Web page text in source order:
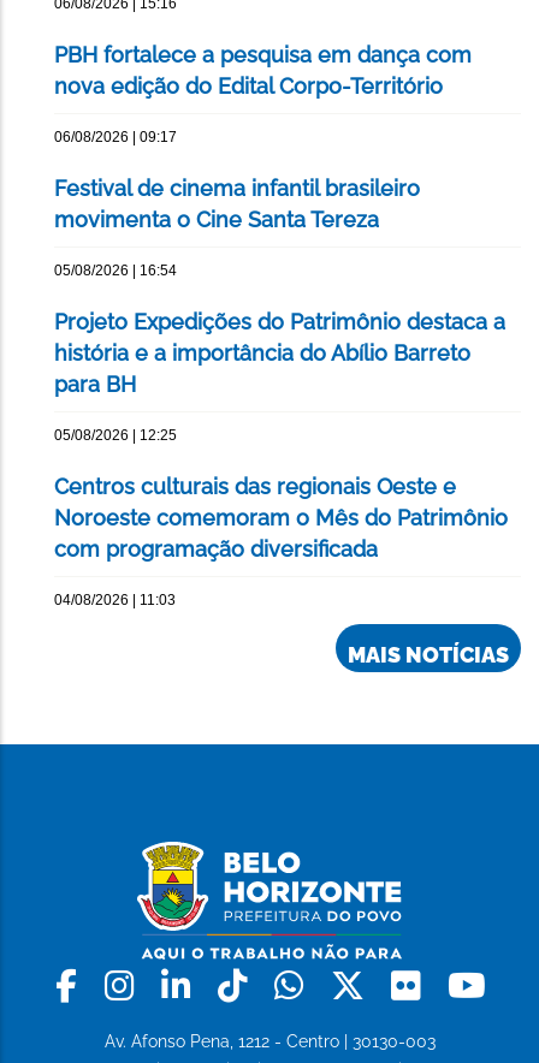
06/08/2026 | 15:16
PBH fortalece a pesquisa em dança com
nova edição do Edital Corpo-Território
06/08/2026 | 09:17
Festival de cinema infantil brasileiro
movimenta o Cine Santa Tereza
05/08/2026 | 16:54
Projeto Expedições do Patrimônio destaca a
história e a importância do Abílio Barreto
para BH
05/08/2026 | 12:25
Centros culturais das regionais Oeste e
Noroeste comemoram o Mês do Patrimônio
com programação diversificada
04/08/2026 | 11:03
MAIS NOTÍCIAS
Facebook
Instagram
LinkedinTiktokWhatsapp
X Flickr
Av. Afonso Pena, 1212 - Centro | 30130-003